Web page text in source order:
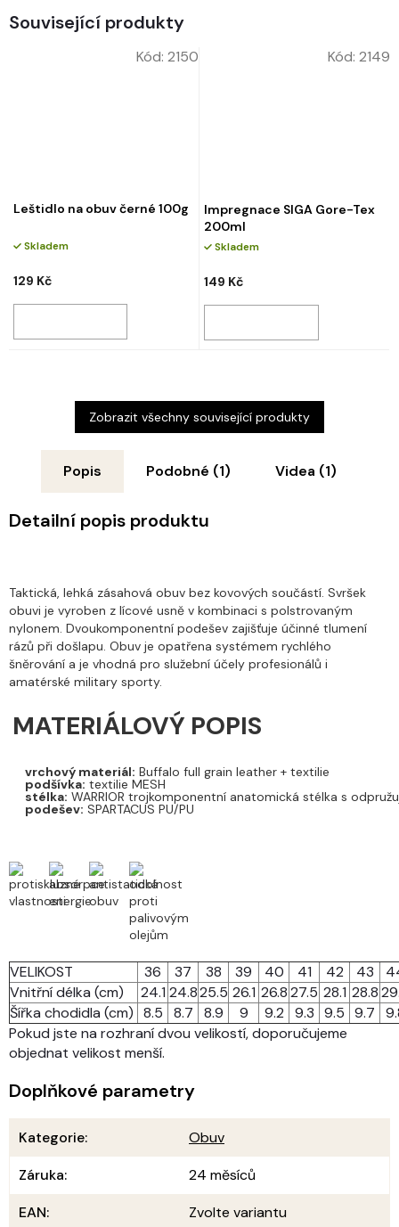
Související produkty
Leštidlo na obuv černé 100g
Skladem
129 Kč
Kód: 2150
Impregnace SIGA Gore-Tex
200ml
Skladem
149 Kč
Kód: 2149
Zobrazit všechny související produkty
Popis Podobné (1) Videa (1)
Detailní popis produktu
Taktická, lehká zásahová obuv bez kovových součástí. Svršek
obuvi je vyroben z lícové usně v kombinaci s polstrovaným
nylonem. Dvoukomponentní podešev zajišťuje účinné tlumení
rázů při došlapu. Obuv je opatřena systémem rychlého
šněrování a je vhodná pro služební účely profesionálů i
amatérské military sporty.
MATERIÁLOVÝ POPIS
vrchový materiál: Buffalo full grain leather + textilie
podšívka: textilie MESH
stélka: WARRIOR trojkomponentní anatomická stélka s
podešev: SPARTACUS PU/PU
VELIKOST 36 37 38 39 40 41 42 43
Vnitřní délka (cm)
24.1 24.825.5 26.1 26.827.5 28.1 28.8
Šířka chodidla (cm) 8.5 8.7 8.9 9 9.2 9.3 9.5 9.7
Pokud jste na rozhraní dvou velikostí, doporučujeme
objednat velikost menší.
Doplňkové parametry
Kategorie:
Obuv
Záruka:
24 měsíců
EAN: Zvolte variantu